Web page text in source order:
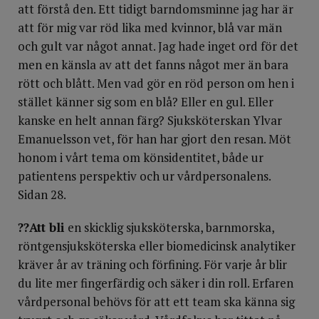
att förstå den. Ett tidigt barndomsminne jag har är
att för mig var röd lika med kvinnor, blå var män
och gult var något annat. Jag hade inget ord för det
men en känsla av att det fanns något mer än bara
rött och blått. Men vad gör en röd person om hen i
stället känner sig som en blå? Eller en gul. Eller
kanske en helt annan färg? Sjuksköterskan Ylvar
Emanuelsson vet, för han har gjort den resan. Möt
honom i vårt tema om könsidentitet, både ur
patientens perspektiv och ur vårdpersonalens.
Sidan 28.
??Att bli en skicklig sjuksköterska, barnmorska,
röntgensjuksköterska eller biomedicinsk analytiker
kräver år av träning och förfining. För varje år blir
du lite mer fingerfärdig och säker i din roll. Erfaren
vårdpersonal behövs för att ett team ska känna sig